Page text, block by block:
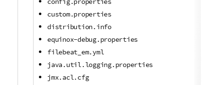
custom.properties
distribution.info
equinox-debug.properties
filebeat_em.yml
java.util.logging.properties
jmx.acl.cfg